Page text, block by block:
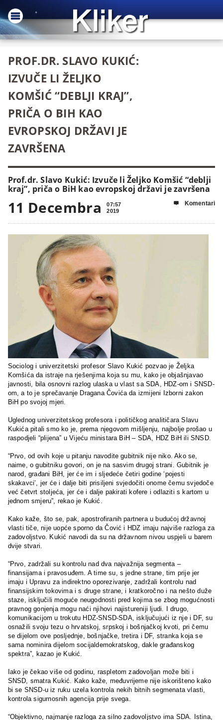
PROF.DR. SLAVO KUKIĆ:
IZVUČE LI ŽELJKO
KOMŠIĆ “DEBLJI KRAJ”,
PRIČA O BIH KAO
EVROPSKOJ DRŽAVI JE
ZAVRŠENA
Prof.dr. Slavo Kukić: Izvuče li Željko Komšić “deblji
kraj”, priča o BiH kao evropskoj državi je završena
11 Decembra
07:57
2019
 Komentari
Sociolog i univerzitetski profesor Slavo Kukić pozvao je Željka
Komšića da istraje na rješenjima koja su mu, kako je objašnjavao
javnosti, bila osnovni razlog ulaska u vlast sa SDA, HDZ-om i SNSD-
om, a to je sprečavanje Dragana Čovića da izmijeni Izborni zakon
BiH po svojoj mjeri.
Uglednog univerzitetskog profesora i političkog analitičara Slavu
Kukića pitali smo ko je, prema njegovom mišljenju, najbolje prošao u
raspodjeli “plijena” u Vijeću ministara BiH – SDA, HDZ BiH ili SNSD.
“Prvo, od ovih koje u pitanju navodite gubitnik nije niko. Ako se,
naime, o gubitniku govori, on je na sasvim drugoj strani. Gubitnik je
narod, građani BiH, jer će im i sljedeće četiri godine ‘pojesti
skakavci’, jer će i dalje biti prisiljeni svjedočiti onome čemu svjedoče
već četvrt stoljeća, jer će i dalje pakirati kofere i odlaziti s kartom u
jednom smjeru”, rekao je Kukić.
Kako kaže, što se, pak, apostrofiranih partnera u budućoj državnoj
vlasti tiče, nije uopće sporno da Čović i HDZ imaju najviše razloga za
zadovoljstvo. Kukić navodi da su na državnom nivou uspjeli u barem
dvije stvari.
“Prvo, zadržali su kontrolu nad dva najvažnija segmenta –
finansijama i pravosuđem. A time su, s jedne strane, tim prije jer
imaju i Upravu za indirektno oporezivanje, zadržali kontrolu nad
finansijskim tokovima i s druge strane, i kratkoročno i na nešto duže
staze, isključili moguće neugodnosti pred kojima se zbog mogućnosti
pravnog gonjenja mogu naći njihovi najistureniji ljudi. I drugo,
komunikacijom u trokutu HDZ-SNSD-SDA, isključujući iz nje i DF, su
osnažili svoju tezu o hrvatskoj, srpskoj i bošnjačkoj kvoti, pri čemu
se dijelom ove posljednje, bošnjačke, tretira i DF, stranka koja se
sama nominira dijelom socijaldemokratskog, dakle građanskog
spektra”, kazao je Kukić.
Iako je čekao više od godinu, raspletom zadovoljan može biti i
SNSD, smatra Kukić. Kako kaže, međuvrijeme nije iskorišteno kako
bi se SNSD-u iz ruku uzela kontrola nekih bitnih segmenata vlasti,
kontrola sigurnosnih agencija prije svega.
“Objektivno, najmanje razloga za silno zadovoljstvo ima SDA. Istina,